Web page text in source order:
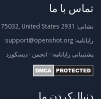
تماس با ما
نشانی:
رایانامه: support@openshot.org
پشتیبانی رایانامه: · انجمن · دیسکورد
دنبال‌کردن ما